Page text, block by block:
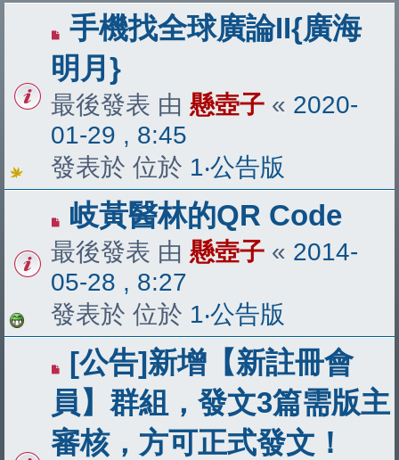
手機找全球廣論II{廣海
明月}
最後發表 由 懸壺子 « 2020-
01-29 , 8:45
發表於 位於 1‧公告版
岐黃醫林的QR Code
最後發表 由 懸壺子 « 2014-
05-28 , 8:27
發表於 位於 1‧公告版
[公告]新增【新註冊會
員】群組，發文3篇需版主
審核，方可正式發文！